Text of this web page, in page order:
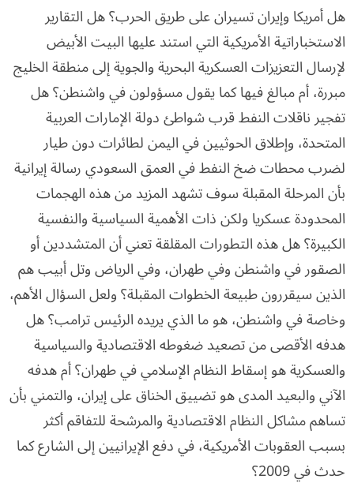
هل أمريكا وإيران تسيران على طريق الحرب؟ هل التقارير
الاستخباراتية الأمريكية التي استند عليها البيت الأبيض
لإرسال التعزيزات العسكرية البحرية والجوية إلى منطقة الخليج
مبررة، أم مبالغ فيها كما يقول مسؤولون في واشنطن؟ هل
تفجير ناقلات النفط قرب شواطئ دولة الإمارات العربية
المتحدة، وإطلاق الحوثيين في اليمن لطائرات دون طيار
لضرب محطات ضخ النفط في العمق السعودي رسالة إيرانية
بأن المرحلة المقبلة سوف تشهد المزيد من هذه الهجمات
المحدودة عسكريا ولكن ذات الأهمية السياسية والنفسية
الكبيرة؟ هل هذه التطورات المقلقة تعني أن المتشددين أو
الصقور في واشنطن وفي طهران، وفي الرياض وتل أبيب هم
الذين سيقررون طبيعة الخطوات المقبلة؟ ولعل السؤال الأهم،
وخاصة في واشنطن، هو ما الذي يريده الرئيس ترامب؟ هل
هدفه الأقصى من تصعيد ضغوطه الاقتصادية والسياسية
والعسكرية هو إسقاط النظام الإسلامي في طهران؟ أم هدفه
الآني والبعيد المدى هو تضييق الخناق على إيران، والتمني بأن
تساهم مشاكل النظام الاقتصادية والمرشحة للتفاقم أكثر
بسبب العقوبات الأمريكية، في دفع الإيرانيين إلى الشارع كما
حدث في 2009؟